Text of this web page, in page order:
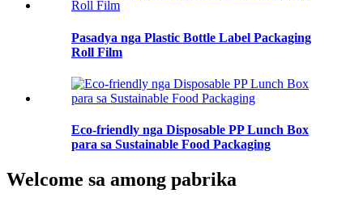
Pasadya nga Plastic Bottle Label Packaging
Roll Film
Eco-friendly nga Disposable PP Lunch Box
para sa Sustainable Food Packaging
Welcome sa among pabrika